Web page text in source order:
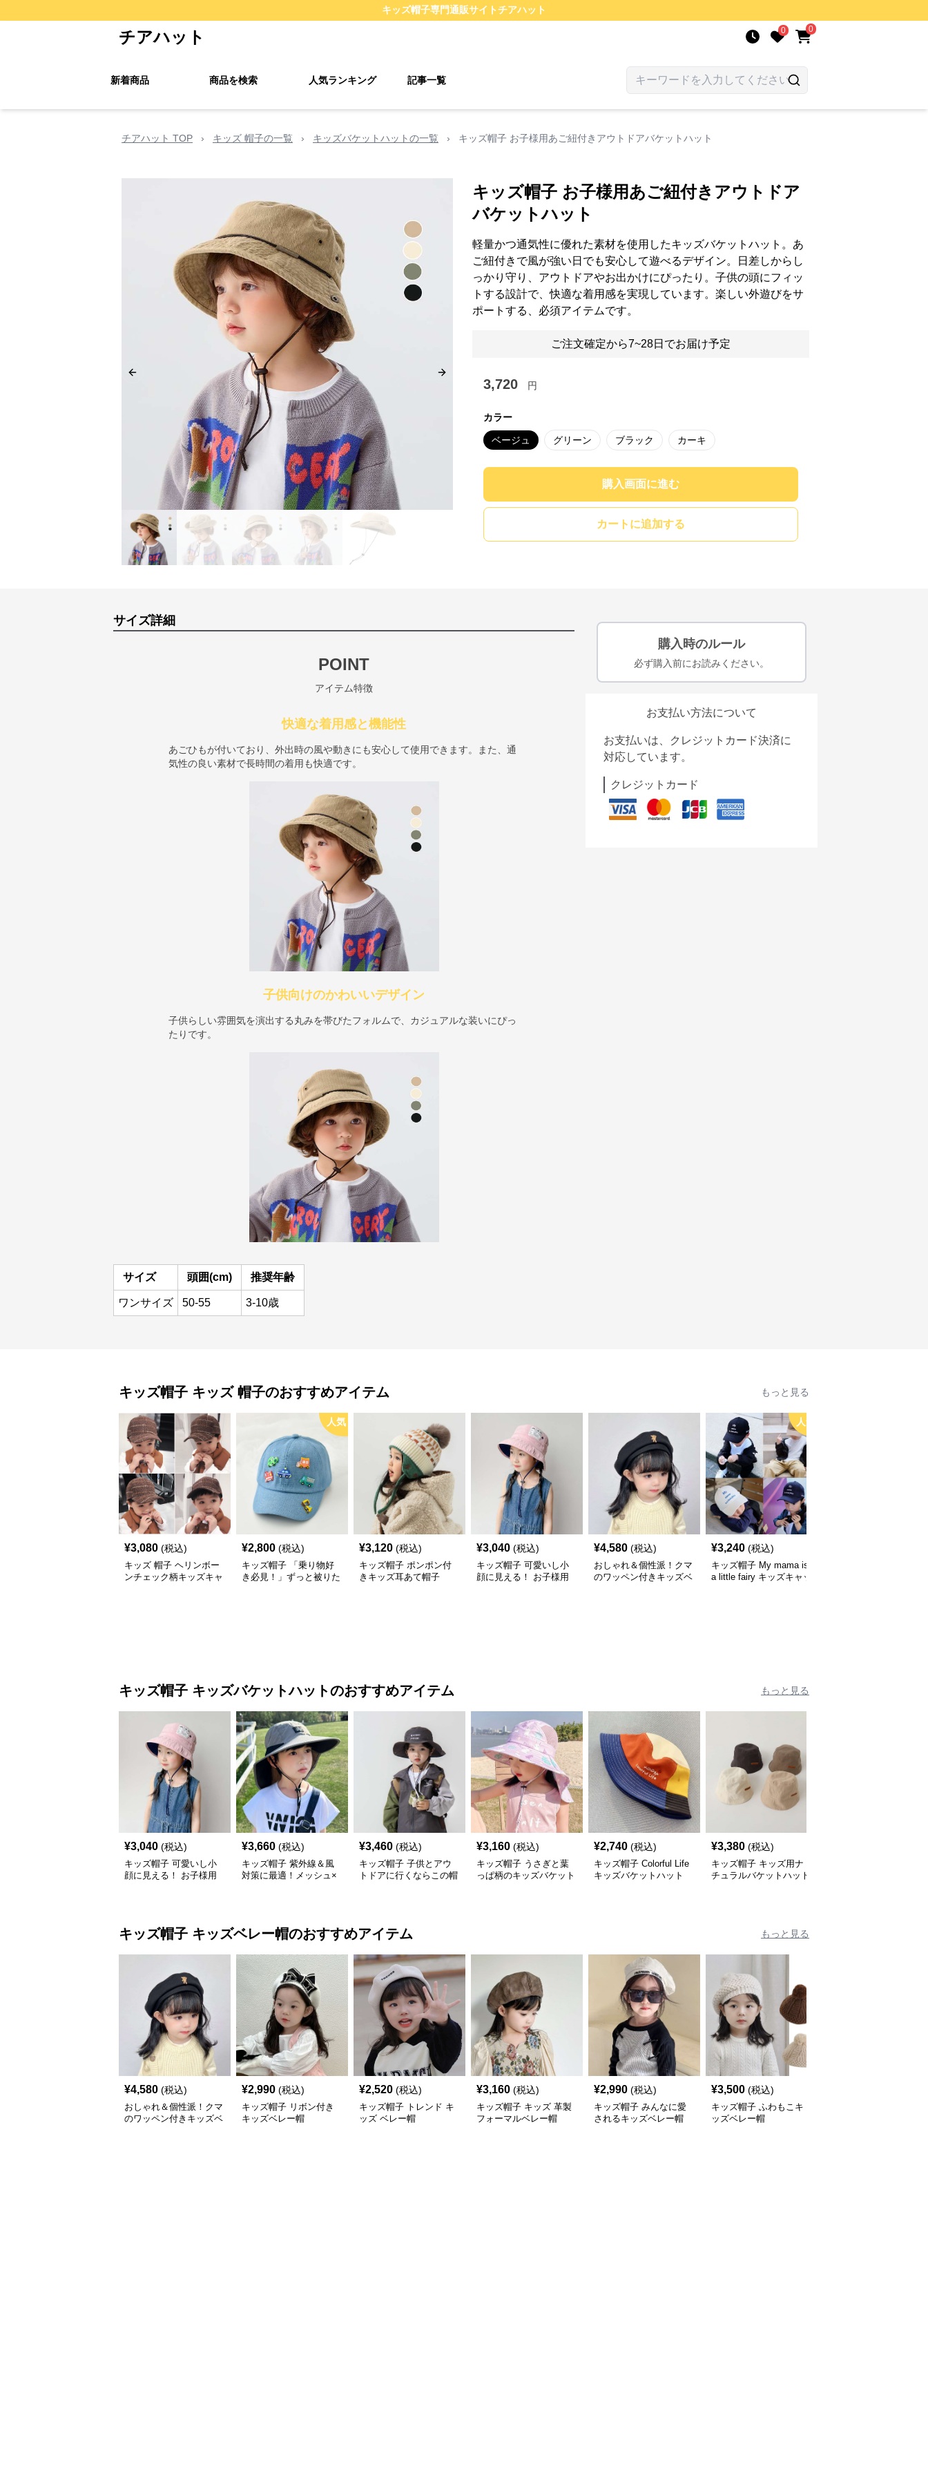
キッズ帽子専門通販サイトチアハット
チアハット 0 0
新着商品 商品を検索 人気ランキング 記事一覧
チアハット TOP › キッズ 帽子の一覧 › キッズバケットハットの一覧 › キッズ帽子 お子様用あご紐付きアウトドアバケットハット
Previous slide Next slide
キッズ帽子 お子様用あご紐付きアウトドア
バケットハット
軽量かつ通気性に優れた素材を使用したキッズバケットハット。あ
ご紐付きで風が強い日でも安心して遊べるデザイン。日差しからし
っかり守り、アウトドアやお出かけにぴったり。子供の頭にフィッ
トする設計で、快適な着用感を実現しています。楽しい外遊びをサ
ポートする、必須アイテムです。
ご注文確定から7~28日でお届け予定
3,720 円
カラー
ベージュ グリーン ブラック カーキ
購入画面に進む
カートに追加する
サイズ詳細
POINT
アイテム特徴
快適な着用感と機能性
あごひもが付いており、外出時の風や動きにも安心して使用できます。また、通
気性の良い素材で長時間の着用も快適です。
子供向けのかわいいデザイン
子供らしい雰囲気を演出する丸みを帯びたフォルムで、カジュアルな装いにぴっ
たりです。
サイズ 頭囲(cm) 推奨年齢
ワンサイズ 50-55 3-10歳
購入時のルール
必ず購入前にお読みください。
お支払い方法について
お支払いは、クレジットカード決済に
対応しています。
クレジットカード
キッズ帽子 キッズ 帽子のおすすめアイテム もっと見る
¥3,080 (税込)
キッズ 帽子 ヘリンボー
ンチェック柄キッズキャ
人気
¥2,800 (税込)
キッズ帽子 「乗り物好
き必見！」ずっと被りた
¥3,120 (税込)
キッズ帽子 ポンポン付
きキッズ耳あて帽子
¥3,040 (税込)
キッズ帽子 可愛いし小
顔に見える！ お子様用
¥4,580 (税込)
おしゃれ＆個性派！クマ
のワッペン付きキッズベ
人気
¥3,240 (税込)
キッズ帽子 My mama is
a little fairy キッズキャッ
キッズ帽子 キッズバケットハットのおすすめアイテム もっと見る
¥3,040 (税込)
キッズ帽子 可愛いし小
顔に見える！ お子様用
¥3,660 (税込)
キッズ帽子 紫外線＆風
対策に最適！メッシュ×
¥3,460 (税込)
キッズ帽子 子供とアウ
トドアに行くならこの帽
¥3,160 (税込)
キッズ帽子 うさぎと葉
っぱ柄のキッズバケット
¥2,740 (税込)
キッズ帽子 Colorful Life
キッズバケットハット
¥3,380 (税込)
キッズ帽子 キッズ用ナ
チュラルバケットハット
キッズ帽子 キッズベレー帽のおすすめアイテム もっと見る
¥4,580 (税込)
おしゃれ＆個性派！クマ
のワッペン付きキッズベ
¥2,990 (税込)
キッズ帽子 リボン付き
キッズベレー帽
¥2,520 (税込)
キッズ帽子 トレンド キ
ッズ ベレー帽
¥3,160 (税込)
キッズ帽子 キッズ 革製
フォーマルベレー帽
¥2,990 (税込)
キッズ帽子 みんなに愛
されるキッズベレー帽
¥3,500 (税込)
キッズ帽子 ふわもこキ
ッズベレー帽